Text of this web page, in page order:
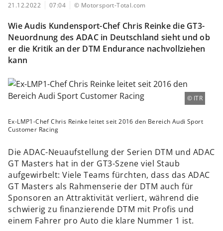
21.12.2022 07:04 © Motorsport-Total.com
Wie Audis Kundensport-Chef Chris Reinke die GT3-
Neuordnung des ADAC in Deutschland sieht und ob
er die Kritik an der DTM Endurance nachvollziehen
kann
Ex-LMP1-Chef Chris Reinke leitet seit 2016 den Bereich Audi Sport
Customer Racing
ITR
Die ADAC-Neuaufstellung der Serien DTM und ADAC
GT Masters hat in der GT3-Szene viel Staub
aufgewirbelt: Viele Teams fürchten, dass das ADAC
GT Masters als Rahmenserie der DTM auch für
Sponsoren an Attraktivität verliert, während die
schwierig zu finanzierende DTM mit Profis und
einem Fahrer pro Auto die klare Nummer 1 ist.